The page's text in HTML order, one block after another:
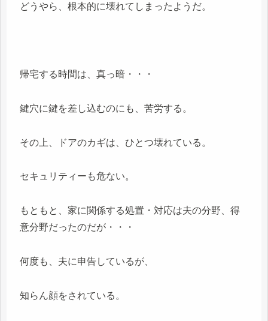
どうやら、根本的に壊れてしまったようだ。
帰宅する時間は、真っ暗・・・
鍵穴に鍵を差し込むのにも、苦労する。
その上、ドアのカギは、ひとつ壊れている。
セキュリティーも危ない。
もともと、家に関係する処置・対応は夫の分野、得
意分野だったのだが・・・
何度も、夫に申告しているが、
知らん顔をされている。